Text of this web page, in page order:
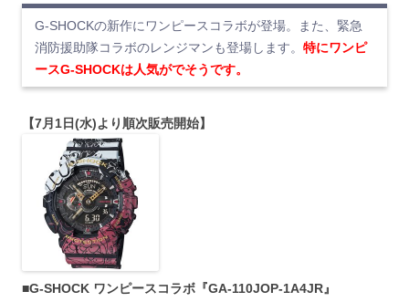
G-SHOCKの新作にワンピースコラボが登場。また、緊急
消防援助隊コラボのレンジマンも登場します。 特にワンピ
ースG-SHOCKは人気がでそうです。
【7月1日(水)より順次販売開始】
■G-SHOCK ワンピースコラボ『GA-110JOP-1A4JR』